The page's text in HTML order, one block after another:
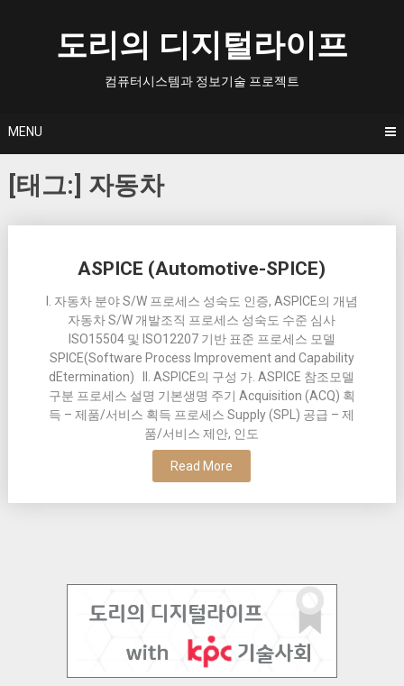
도리의 디지털라이프
컴퓨터시스템과 정보기술 프로젝트
MENU
[태그:] 자동차
ASPICE (Automotive-SPICE)
I. 자동차 분야 S/W 프로세스 성숙도 인증, ASPICE의 개념
자동차 S/W 개발조직 프로세스 성숙도 수준 심사
ISO15504 및 ISO12207 기반 표준 프로세스 모델
SPICE(Software Process Improvement and Capability
dEtermination) II. ASPICE의 구성 가. ASPICE 참조모델
구분 프로세스 설명 기본생명 주기 Acquisition (ACQ) 획
득 – 제품/서비스 획득 프로세스 Supply (SPL) 공급 – 제
품/서비스 제안, 인도
Read More
navigation